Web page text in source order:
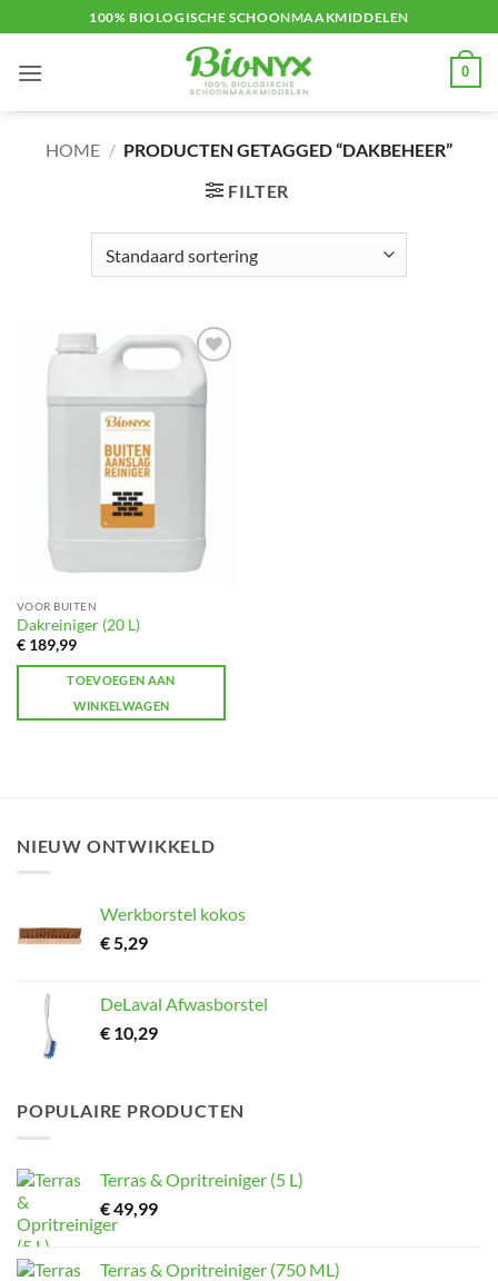
naar
inhoud
100% BIOLOGISCHE SCHOONMAAKMIDDELEN
0
HOME / PRODUCTEN GETAGGED “DAKBEHEER”
FILTER
Toevoegen
aan
verlanglijst
VOOR BUITEN
Dakreiniger (20 L)
€189,99
TOEVOEGEN AAN
WINKELWAGEN
NIEUW ONTWIKKELD
Werkborstel kokos
€5,29
DeLaval Afwasborstel
€ 10,29
POPULAIRE PRODUCTEN
Terras & Opritreiniger (5 L)
€49,99
Terras & Opritreiniger (750 ML)